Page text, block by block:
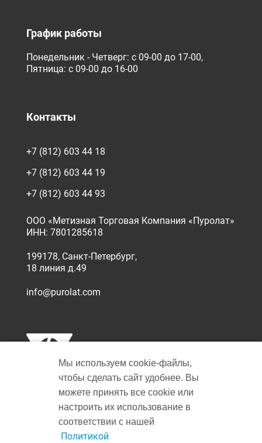
График работы
Понедельник - Четверг: с 09-00 до 17-00,
Пятница: с 09-00 до 16-00
Контакты
+7 (812) 603 44 18
+7 (812) 603 44 19
+7 (812) 603 44 93
ООО «Метизная Торговая Компания «Пуролат»
ИНН: 7801285618
199178, Санкт-Петербург,
18 линия д.49
info@purolat.com
Copyright © 2001-2026 Пуролат.
All rights reserved
Не является публичной офертой
Мы используем cookie‑файлы,
чтобы сделать сайт удобнее. Вы
можете принять все cookie или
настроить их использование в
соответствии с нашей
Политикой